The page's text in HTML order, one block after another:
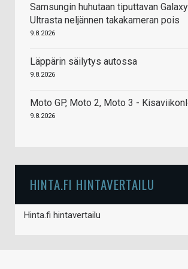
Samsungin huhutaan tiputtavan
Ultrasta neljännen takakameran pois
9.8.2026
Läppärin säilytys autossa
9.8.2026
Moto GP, Moto 2, Moto 3 -
9.8.2026
HINTA.FI HINTAVERTAILU
Hinta.fi hintavertailu